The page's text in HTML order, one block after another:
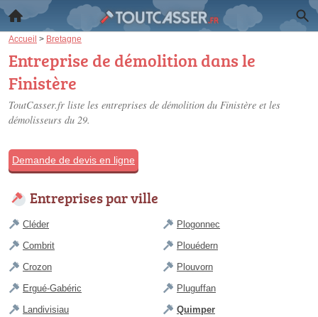
Accueil > Bretagne
Entreprise de démolition dans le
Finistère
ToutCasser.fr liste les entreprises de démolition du Finistère et les
démolisseurs du 29.
Demande de devis en ligne
Entreprises par ville
Cléder
Combrit
Crozon
Ergué-Gabéric
Landivisiau
Plogonnec
Plouédern
Plouvorn
Pluguffan
Quimper